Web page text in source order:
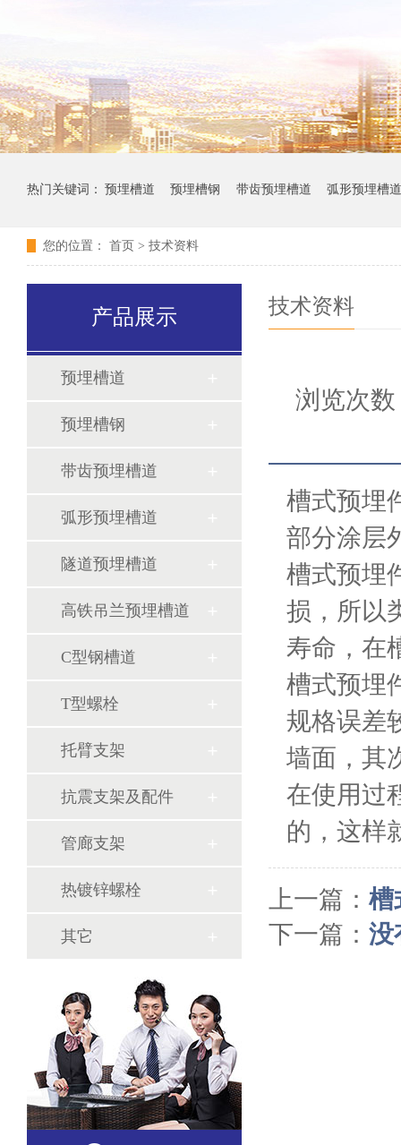
热门关键词： 预埋槽道 预埋槽钢 带齿预埋槽道 弧形预埋槽道
其它
您的位置： 首页 > 技术资料
产品展示
预埋槽道
预埋槽钢
带齿预埋槽道
弧形预埋槽道
隧道预埋槽道
高铁吊兰预埋槽道
C型钢槽道
T型螺栓
托臂支架
抗震支架及配件
管廊支架
热镀锌螺栓
其它
技术资料
浏览次数
槽式预埋
部分涂层
槽式预埋
损，所以
寿命，在
槽式预埋
规格误差
墙面，其
在使用过
的，这样
上一篇： 槽
下一篇： 没